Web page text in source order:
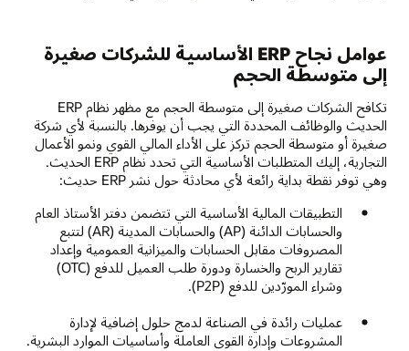
عوامل نجاح ERP الأساسية للشركات صغيرة
إلى متوسطة الحجم
تكافح الشركات صغيرة إلى متوسطة الحجم مع مظهر نظام ERP
الحديث والوظائف المحددة التي يجب أن يوفرها. بالنسبة لأي شركة
صغيرة أو متوسطة الحجم تركز على الأداء المالي القوي ونمو الأعمال
التجارية، إليك المتطلبات الأساسية التي تحدد نظام ERP الحديث.
وهي توفر نقطة بداية رائعة لأي محادثة حول نشر ERP حديث:
التطبيقات المالية الأساسية التي تتضمن دفتر الأستاذ العام
والحسابات الدائنة (AP) والحسابات المدينة (AR) لتتبع
المصروفات مقابل الحسابات والميزانية العمومية وإعداد
تقارير الربح والخسارة ودورة طلب العميل للدفع (OTC)
وشراء المورّدين للدفع (P2P).
عمليات رائدة في الصناعة لدمج حلول إضافية لإدارة
المشروعات وإدارة القوى العاملة وأساسيات الموارد البشرية.